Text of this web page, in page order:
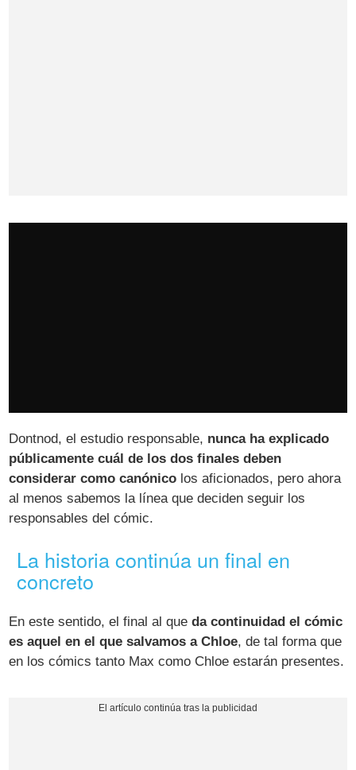
Dontnod, el estudio responsable, nunca ha explicado
públicamente cuál de los dos finales deben
considerar como canónico los aficionados, pero ahora
al menos sabemos la línea que deciden seguir los
responsables del cómic.
La historia continúa un final en
concreto
En este sentido, el final al queda continuidad el cómic
es aquel en el que salvamos a Chloe, de tal forma que
en los cómics tanto Max como Chloe estarán presentes.